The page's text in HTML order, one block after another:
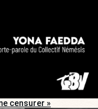
censurer »